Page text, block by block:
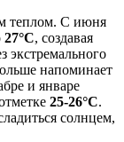
теплом. С июня
27°C, создавая
экстремального
напоминает
и январе
25-26°C.
солнцем,